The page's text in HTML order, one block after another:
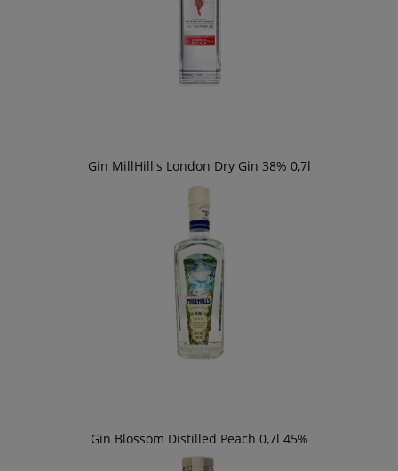
Gin MillHill's London Dry Gin 38% 0,7l
Gin Blossom Distilled Peach 0,7l 45%